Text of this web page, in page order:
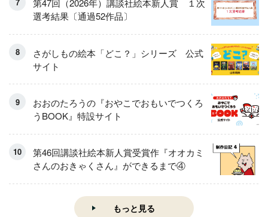
第47回（2026年）講談社絵本新人賞 １次
選考結果〔通過52作品〕
さがしもの絵本「どこ？」シリーズ 公式
サイト
おおのたろうの『おやこでおもいでつくろ
うBOOK』特設サイト
第46回講談社絵本新人賞受賞作『オオカミ
さんのおきゃくさん』ができるまで④
もっと見る